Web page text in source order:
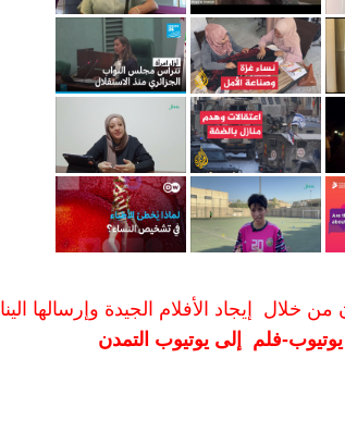
خلال إيجاد الأفلام الجيدة وإرسالها الينا
يوتيوب-فلم إلى يوتيوب التمدن